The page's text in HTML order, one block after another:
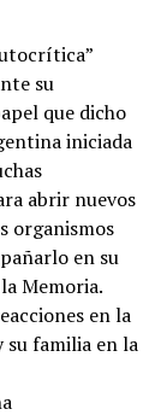
su
que dicho
iniciada
abrir nuevos
organismos
en su
Memoria.
en la
su familia en la